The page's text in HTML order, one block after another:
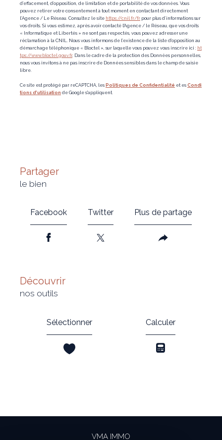
d’effacement, d’opposition, de limitation et de portabilité de vos données. Vous
pouvez retirer votre consentement à tout moment en contactant directement
l’Agence / Le Réseau. Consultez le site https://cnil.fr/fr pour plus d’informations sur
vos droits. Si vous estimez, après avoir contacté l'Agence / le Réseau, que vos droits
« Informatique et Libertés » ne sont pas respectés, vous pouvez adresser une
réclamation à la CNIL. Nous vous informons de l’existence de la liste d'opposition au
démarchage téléphonique « Bloctel », sur laquelle vous pouvez vous inscrire ici : ht
tps://www.bloctel.gouv.fr. Dans le cadre de la protection des Données personnelles,
nous vous invitons à ne pas inscrire de Données sensibles dans le champ de saisie
libre.
Ce site est protégé par reCAPTCHA, les Politiques de Confidentialité et es Condi
tions d'utilisation de Google s'appliquent.
partager
le bien
Facebook Twitter Plus de partage
découvrir
nos outils
Sélectionner Calculer
VMA IMMO